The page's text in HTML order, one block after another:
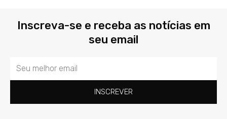
Inscreva-se e receba as notícias em
seu email
Email
INSCREVER